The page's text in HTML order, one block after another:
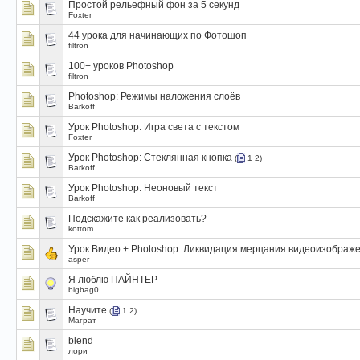
Простой рельефный фон за 5 секунд
Foxter
44 урока для начинающих по Фотошоп
filtron
100+ уроков Photoshop
filtron
Photoshop: Режимы наложения слоёв
Barkoff
Урок Photoshop: Игра света с текстом
Foxter
Урок Photoshop: Стеклянная кнопка ( 1 2)
Barkoff
Урок Photoshop: Неоновый текст
Barkoff
Подскажите как реализовать?
kottom
Урок Видео + Photoshop: Ликвидация мерцания
asper
Я люблю ПАЙНТЕР
bigbag0
Научите ( 1 2)
Маграт
blend
лори